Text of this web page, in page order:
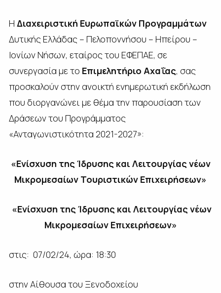
H Διαχειριστική Ευρωπαϊκών Προγραμμάτων
Δυτικής Ελλάδας – Πελοποννήσου – Ηπείρου –
Ιονίων Νήσων, εταίρος του ΕΦΕΠΑΕ, σε
συνεργασία με το Επιμελητήριο Αχαΐας, σας
προσκαλούν στην ανοικτή ενημερωτική εκδήλωση
που διοργανώνει με θέμα την παρουσίαση των
Δράσεων του Προγράμματος
«Ανταγωνιστικότητα 2021-2027»:
«Ενίσχυση της Ίδρυσης και Λειτουργίας νέων
Μικρομεσαίων Τουριστικών Επιχειρήσεων»
«Ενίσχυση της Ίδρυσης και Λειτουργίας νέων
Μικρομεσαίων Επιχειρήσεων»
στις: 07/02/24, ώρα: 18:30
στην Αίθουσα του Ξενοδοχείου